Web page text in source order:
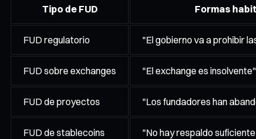
Tipo de FUD Formas
FUD regulatorio "El gobierno va a prohibir
FUD sobre exchanges "El exchange es insolvente"
FUD de proyectos "Los fundadores han
FUD de stablecoins "No hay respaldo